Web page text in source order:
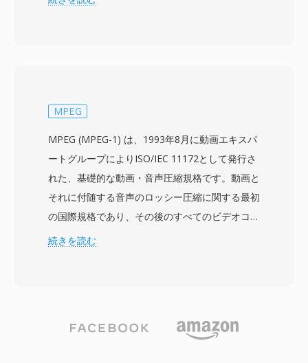
シ編集からマスター品質のアーカイブまで、さま
ータフレームワークがMXFの特徴的な要素であ
り、タイムコード、クリップ名、記述マーカー、
ソース参照、技術パラメータなどの制作情報を構
造化されたKey-Length-Value (KLV) エンコーデ
ィングスキームで格納します。このメタデータは
制作チェーン全体を通じてコンテンツとともに伝
MXFファイルは、シンプルな単一アイテムパッ
ケージ (OP1a) から複雑なマルチアイテムプレイ
MPEG
MPEG (MPEG-1) は、1993年8月に動画エキスパ
ートグループによりISO/IEC 11172として発行さ
れた、基礎的な動画・音声圧縮規格です。動画と
それに付随する音声のロッシー圧縮に関する最初
の国際規格であり、その後のすべてのビデオコー
デックに影響を与えた原理と技法を確立しまし
方向予測) の3つのフレームタイプで構成されて
続きを読む